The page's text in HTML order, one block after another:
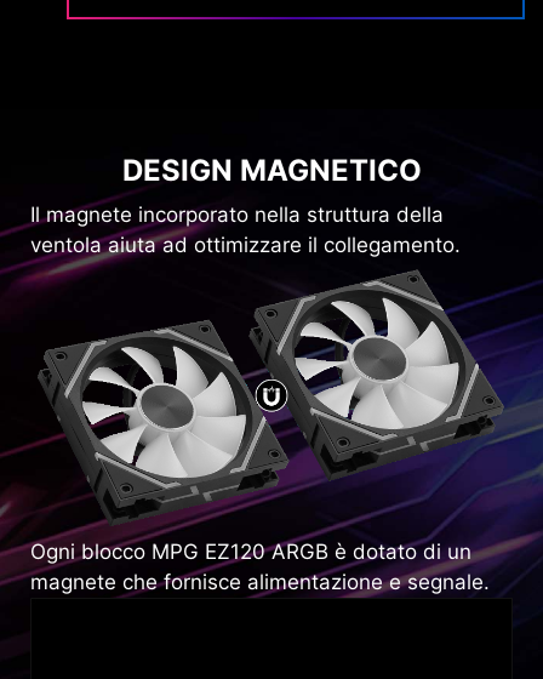
DESIGN MAGNETICO
Il magnete incorporato nella struttura della
ventola aiuta ad ottimizzare il collegamento.
Ogni blocco MPG EZ120 ARGB è dotato di un
magnete che fornisce alimentazione e segnale.